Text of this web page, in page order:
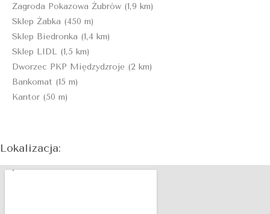
Zagroda Pokazowa Żubrów (1,9 km)
Sklep Żabka (450 m)
Sklep Biedronka (1,4 km)
Sklep LIDL (1,5 km)
Dworzec PKP Międzydzroje (2 km)
Bankomat (15 m)
Kantor (50 m)
Lokalizacja: